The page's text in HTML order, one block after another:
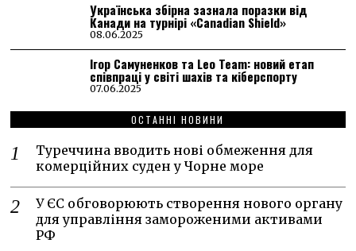
Українська збірна зазнала поразки від
Канади на турнірі «Canadian Shield»
08.06.2025
Ігор Самуненков та Leo Team: новий етап
співпраці у світі шахів та кіберспорту
07.06.2025
ОСТАННІ НОВИНИ
Туреччина вводить нові обмеження для
комерційних суден у Чорне море
У ЄС обговорюють створення нового органу
для управління замороженими активами
РФ